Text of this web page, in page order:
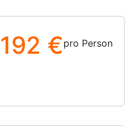
192 €pro Person